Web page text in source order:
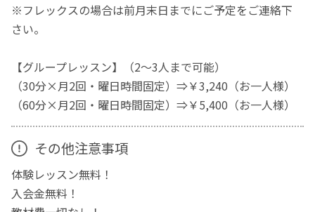
※フレックスの場合は前月末日までにご予定をご連絡下
さい。
【グループレッスン】（2～3人まで可能）
（30分×月2回・曜日時間固定）⇒￥3,240（お一人様）
（60分×月2回・曜日時間固定）⇒￥5,400（お一人様）
その他注意事項
体験レッスン無料！
入会金無料！